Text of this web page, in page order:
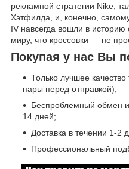
рекламной стратегии Nike,
Хэтфилда, и, конечно,
IV навсегда вошли в историю
миру, что кроссовки — не
Покупая у нас Вы
Только лучшее
пары перед отправкой);
Беспроблемный обмен
14 дней;
Доставка в течении 1-2
Профессиональный